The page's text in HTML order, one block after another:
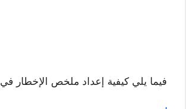
فيما يلي كيفية إعداد ملخص الإخطار في iOS 15.